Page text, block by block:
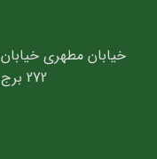
خیابان مطهری
272 برج مرجان طبقه 12 واحد 2